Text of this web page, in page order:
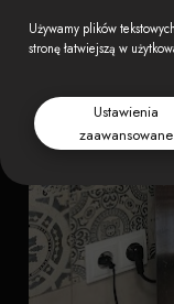
Używamy plików
stronę łatwiejszą w
Ustawienia
zaawansowane